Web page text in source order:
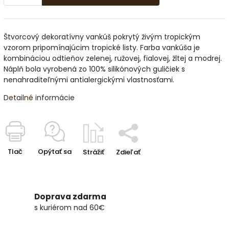
Štvorcový dekoratívny vankúš pokrytý živým tropickým
vzorom pripomínajúcim tropické listy. Farba vankúša je
kombináciou odtieňov zelenej, ružovej, fialovej, žltej a modrej.
Náplň bola vyrobená zo 100% silikónových guličiek s
nenahraditeľnými antialergickými vlastnosťami.
Detailné informácie
Tlač Opýtať sa Strážiť Zdieľať
Doprava zdarma
s kuriérom nad 60€